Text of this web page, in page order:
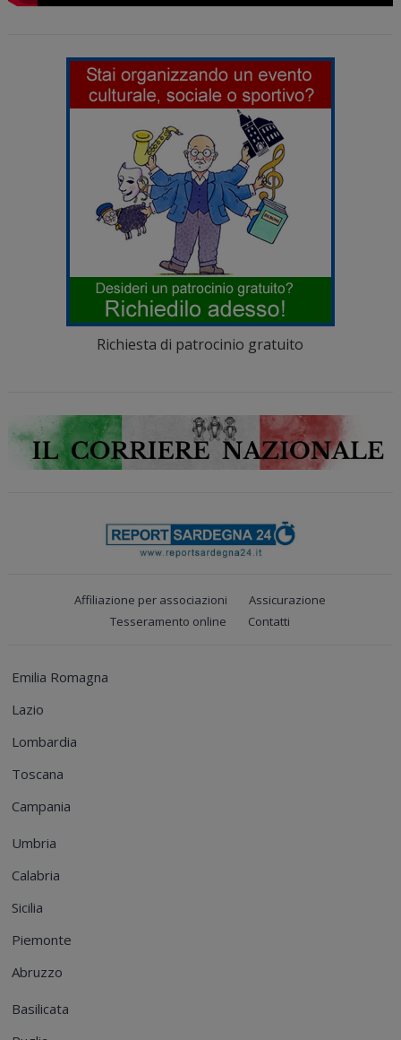
Richiesta di patrocinio gratuito
Affiliazione per associazioni
Assicurazione
Tesseramento online
Contatti
Emilia Romagna
Lazio
Lombardia
Toscana
Campania
Umbria
Calabria
Sicilia
Piemonte
Abruzzo
Basilicata